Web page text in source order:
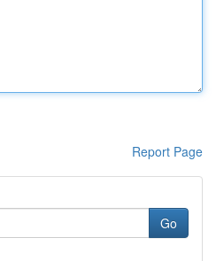
Report Page
Go